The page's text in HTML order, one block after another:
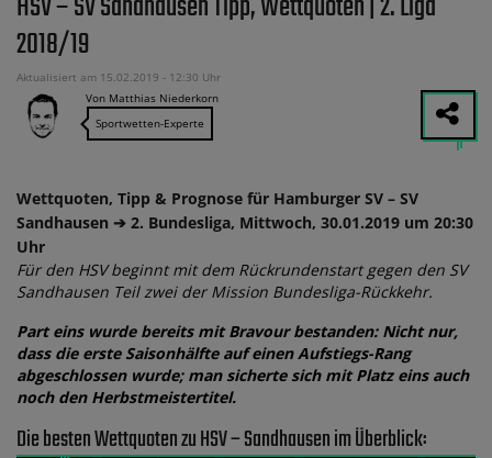
2018/19
Aktualisiert am 15.02.2019 - 12:30 Uhr
Von Matthias Niederkorn
Sportwetten-Experte
Wettquoten, Tipp & Prognose für Hamburger SV – SV
Sandhausen ➔ 2. Bundesliga, Mittwoch, 30.01.2019 um 20:30
Uhr
Für den HSV beginnt mit dem Rückrundenstart gegen den SV
Sandhausen Teil zwei der Mission Bundesliga-Rückkehr.
Part eins wurde bereits mit Bravour bestanden: Nicht nur,
dass die erste Saisonhälfte auf einen Aufstiegs-Rang
abgeschlossen wurde; man sicherte sich mit Platz eins auch
noch den Herbstmeistertitel.
Die besten Wettquoten zu HSV – Sandhausen im Überblick: